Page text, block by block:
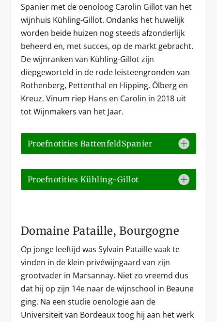
Spanier met de oenoloog Carolin Gillot van het
wijnhuis Kühling-Gillot. Ondanks het huwelijk
worden beide huizen nog steeds afzonderlijk
beheerd en, met succes, op de markt gebracht.
De wijnranken van Kühling-Gillot zijn
diepgeworteld in de rode leisteengronden van
Rothenberg, Pettenthal en Hipping, Ölberg en
Kreuz. Vinum riep Hans en Carolin in 2018 uit
tot Wijnmakers van het Jaar.
Proefnotities BattenfeldSpanier
Proefnotities Kühling-Gillot
Domaine Pataille, Bourgogne
Op jonge leeftijd was Sylvain Pataille vaak te
vinden in de klein privéwijngaard van zijn
grootvader in Marsannay. Niet zo vreemd dus
dat hij op zijn 14e naar de wijnschool in Beaune
ging. Na een studie oenologie aan de
Universiteit van Bordeaux toog hij aan het werk